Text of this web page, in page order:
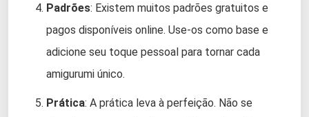
Padrões: Existem muitos padrões gratuitos e
pagos disponíveis online. Use-os como base e
adicione seu toque pessoal para tornar cada
amigurumi único.
Prática: A prática leva à perfeição. Não se